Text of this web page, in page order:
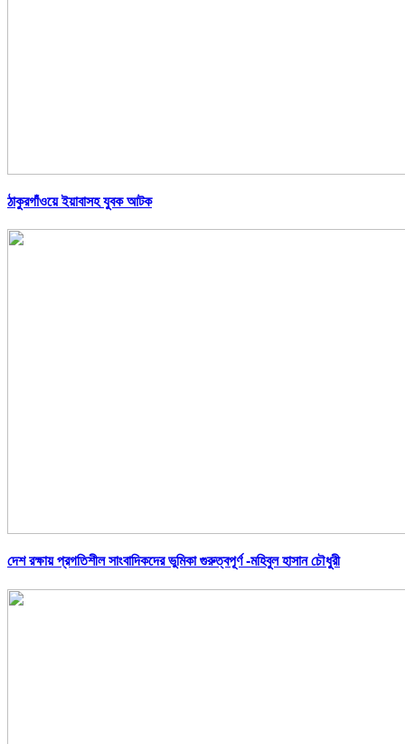
ঠাকুরগাঁওয়ে ইয়াবাসহ যুবক আটক
দেশ রক্ষায় প্রগতিশীল সাংবাদিকদের ভুমিকা গুরুত্বপূর্ণ -মহিবুল হাসান চৌধুরী